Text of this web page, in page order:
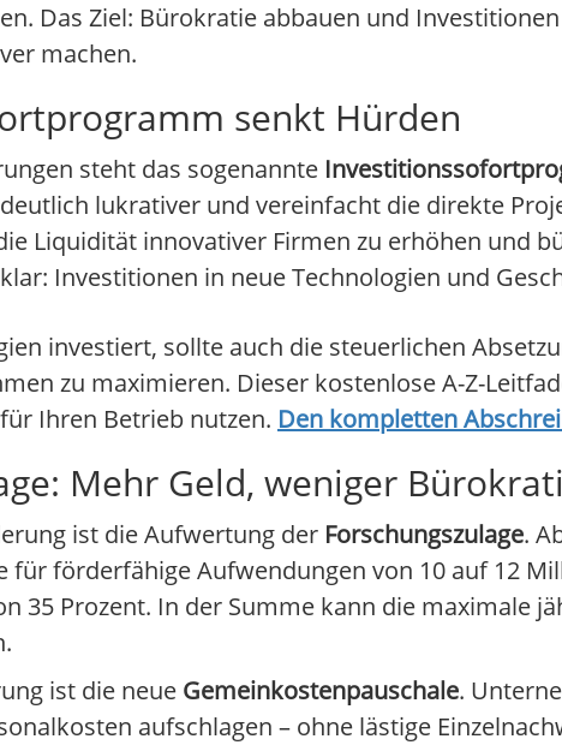
Das Ziel: Bürokratie abbauen und
machen.
senkt Hürden
steht das sogenannte
lukrativer und vereinfacht die direkte
Liquidität innovativer Firmen zu erhöhen und
Investitionen in neue Technologien und
investiert, sollte auch die steuerlichen
zu maximieren. Dieser kostenlose A-Z-
Ihren Betrieb nutzen. Den kompletten
Mehr Geld, weniger
ist die Aufwertung der Forschungszulage.
für förderfähige Aufwendungen von 10 auf 12
35 Prozent. In der Summe kann die maximale
ist die neue Gemeinkostenpauschale.
aufschlagen – ohne lästige